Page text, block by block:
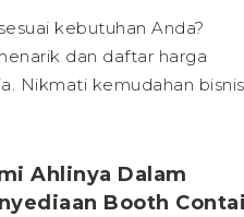
kebutuhan Anda?
dan daftar harga
Nikmati kemudahan bisnis
Ahlinya Dalam
Booth